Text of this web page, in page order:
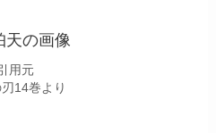
用元
14巻より